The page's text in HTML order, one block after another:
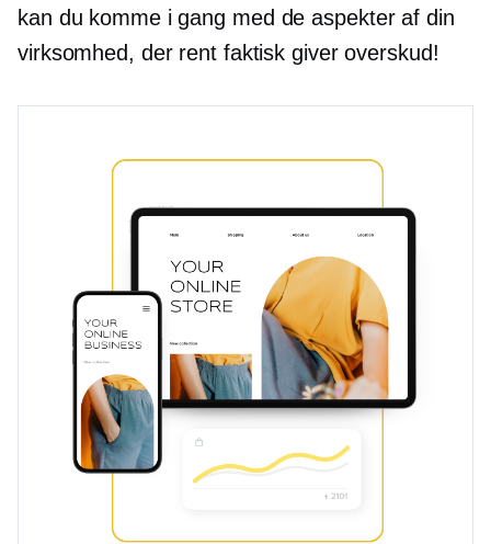
kan du komme i gang med de aspekter af din
virksomhed, der rent faktisk giver overskud!